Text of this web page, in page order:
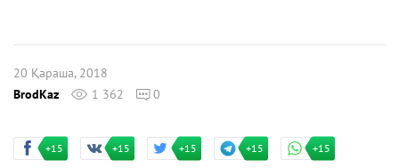
20 Қараша, 2018
BrodKaz
1 362 0
+15 +15 +15 +15 +15